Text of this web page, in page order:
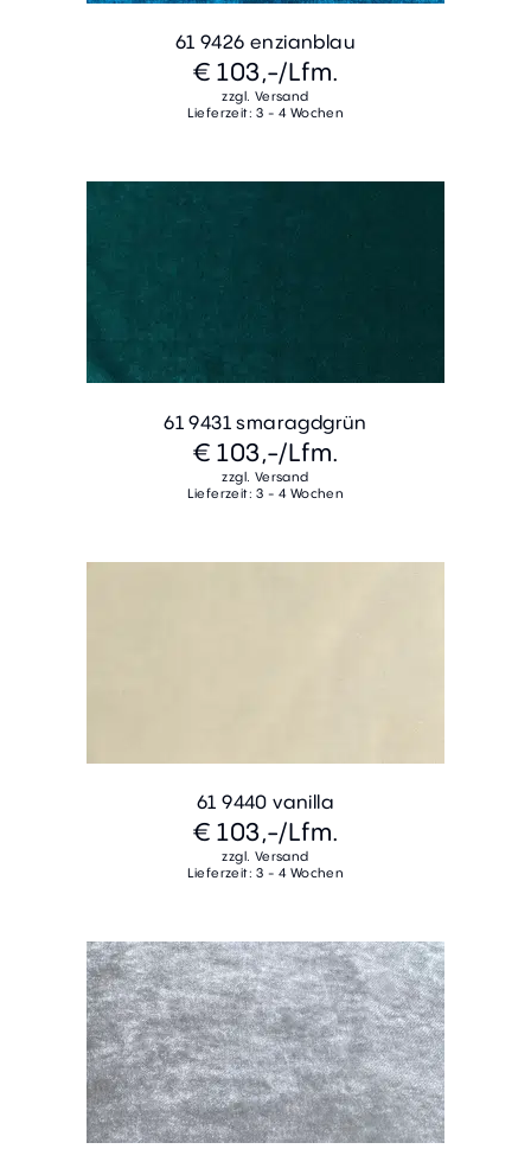
61 9426 enzianblau
€ 103,-/Lfm.
zzgl. Versand
Lieferzeit: 3 - 4 Wochen
61 9431 smaragdgrün
€ 103,-/Lfm.
zzgl. Versand
Lieferzeit: 3 - 4 Wochen
61 9440 vanilla
€ 103,-/Lfm.
zzgl. Versand
Lieferzeit: 3 - 4 Wochen